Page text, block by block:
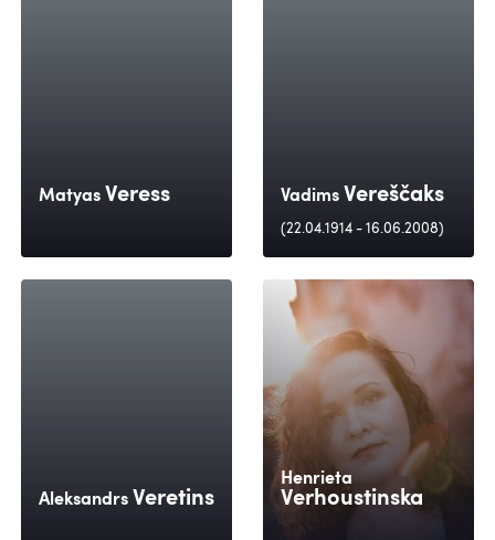
Matyas Veress Vadims Vereščaks
(22.04.1914 - 16.06.2008)
Aleksandrs Veretins
Henrieta
Verhoustinska